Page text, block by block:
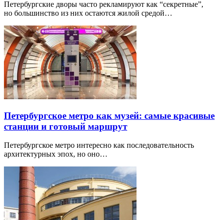
Петербургские дворы часто рекламируют как “секретные”,
но большинство из них остаются жилой средой…
Петербургское метро как музей: самые красивые
станции и готовый маршрут
Петербургское метро интересно как последовательность
архитектурных эпох, но оно…